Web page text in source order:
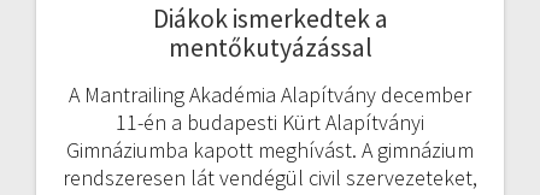
Diákok ismerkedtek a
mentőkutyázással
A Mantrailing Akadémia Alapítvány december
11-én a budapesti Kürt Alapítványi
Gimnáziumba kapott meghívást. A gimnázium
rendszeresen lát vendégül civil szervezeteket,